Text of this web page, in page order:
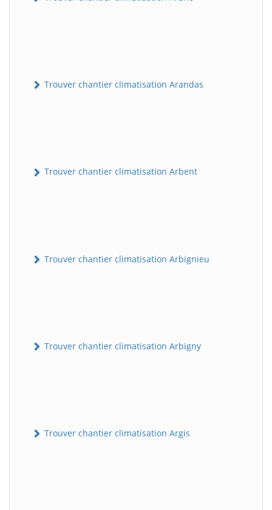
Trouver chantier climatisation Arandas
Trouver chantier climatisation Arbent
Trouver chantier climatisation Arbignieu
Trouver chantier climatisation Arbigny
Trouver chantier climatisation Argis